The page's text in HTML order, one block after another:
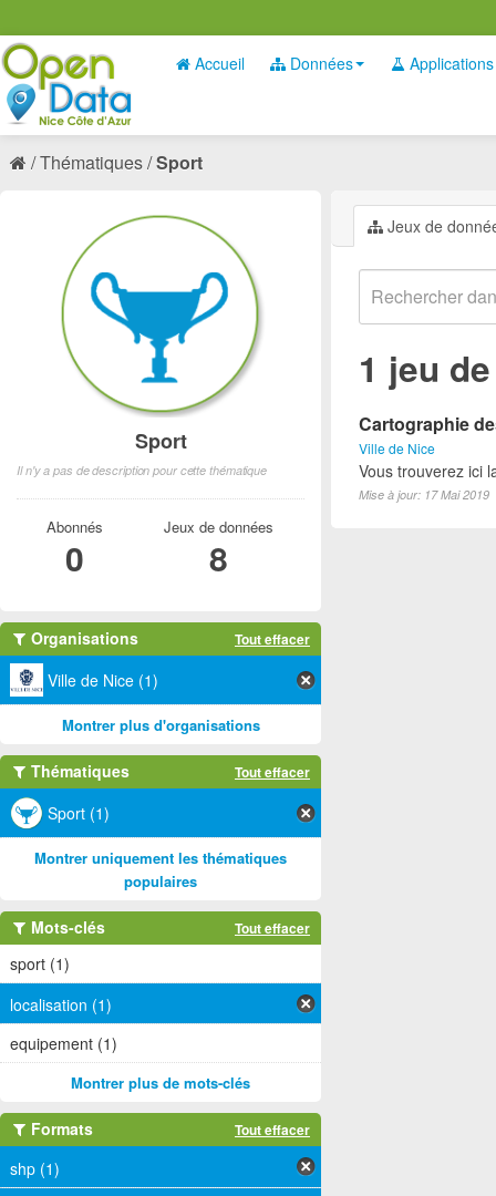
Accueil Données Applications
Thématiques Sport
Jeux de
1 jeu
Cartographie
Ville de Nice
Vous trouverez ici
Mise à jour: 17 Mai 2019
Sport
Il n'y a pas de description pour cette thématique
Abonnés
0
Jeux de données
8
Organisations Tout effacer
Ville de Nice (1)
Montrer plus d'organisations
Thématiques Tout effacer
Sport (1)
Montrer uniquement les thématiques
populaires
Mots-clés Tout effacer
sport (1)
localisation (1)
equipement (1)
Montrer plus de mots-clés
Formats Tout effacer
shp (1)